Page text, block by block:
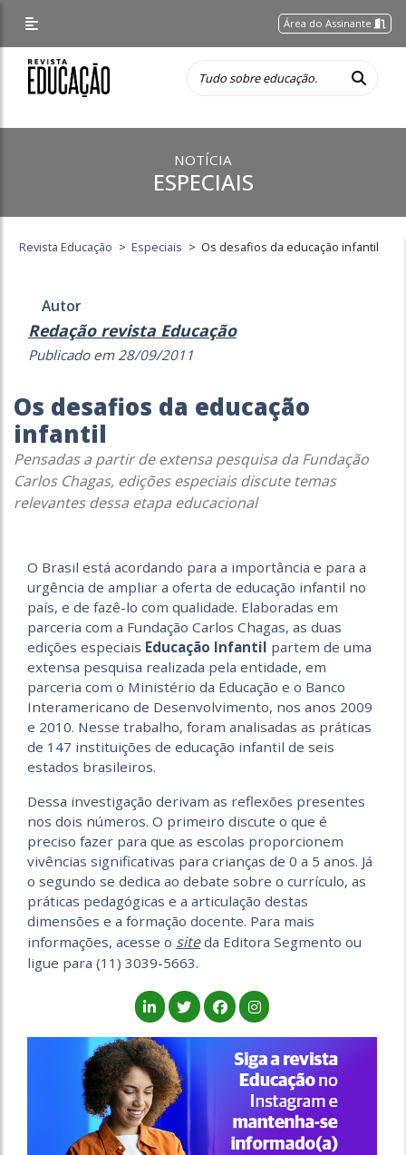
Área do Assinante
NOTÍCIA
ESPECIAIS
Revista Educação > Especiais > Os desafios da educação infantil
Autor
Redação revista Educação
Publicado em 28/09/2011
Os desafios da educação
infantil
Pensadas a partir de extensa pesquisa da Fundação
Carlos Chagas, edições especiais discute temas
relevantes dessa etapa educacional
O Brasil está acordando para a importância e para a
urgência de ampliar a oferta de educação infantil no
país, e de fazê-lo com qualidade. Elaboradas em
parceria com a Fundação Carlos Chagas, as duas
edições especiais Educação Infantil partem de uma
extensa pesquisa realizada pela entidade, em
parceria com o Ministério da Educação e o Banco
Interamericano de Desenvolvimento, nos anos 2009
e 2010. Nesse trabalho, foram analisadas as práticas
de 147 instituições de educação infantil de seis
estados brasileiros.
Dessa investigação derivam as reflexões presentes
nos dois números. O primeiro discute o que é
preciso fazer para que as escolas proporcionem
vivências significativas para crianças de 0 a 5 anos. Já
o segundo se dedica ao debate sobre o currículo, as
práticas pedagógicas e a articulação destas
dimensões e a formação docente. Para mais
informações, acesse o siteda Editora Segmento ou
ligue para (11) 3039-5663.